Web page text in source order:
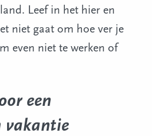
Leef in het hier en
niet gaat om hoe ver je
even niet te werken of
een
vakantie